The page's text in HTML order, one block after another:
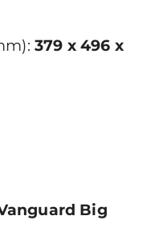
379 x 496 x
Big